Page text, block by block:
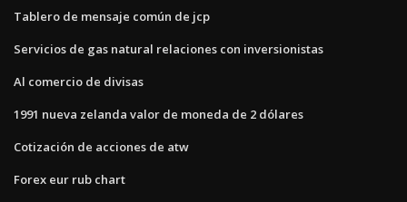
Tablero de mensaje común de jcp
Servicios de gas natural relaciones con inversionistas
Al comercio de divisas
1991 nueva zelanda valor de moneda de 2 dólares
Cotización de acciones de atw
Forex eur rub chart